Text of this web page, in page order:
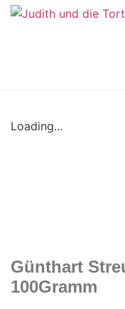
Loading...
Günthart
100Gramm